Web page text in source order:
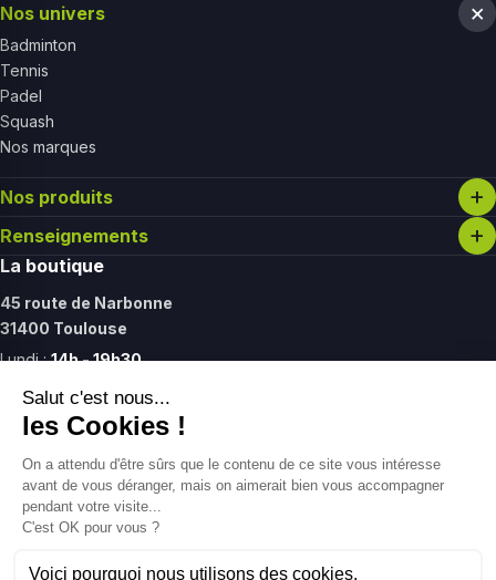
Nos univers
Badminton
Tennis
Padel
Squash
Nos marques
Nos produits
Renseignements
La boutique
45 route de Narbonne
31400 Toulouse
Lundi :14h - 19h30
Mardi - vendredi :11h - 19h30
Samedi : 11h - 17h
09 61 27 37 12
contact@gointolife.com